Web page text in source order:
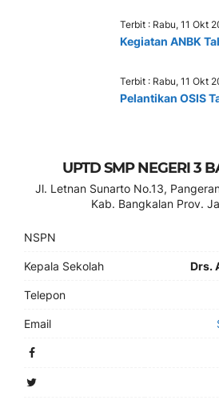
Terbit : Rabu, 11 Okt
Kegiatan ANBK
Terbit : Rabu, 11 Okt
Pelantikan OSIS
UPTD SMP NEGERI 3
Jl. Letnan Sunarto No.13,
Kab. Bangkalan Prov.
NSPN
Kepala Sekolah Drs.
Telepon
Email